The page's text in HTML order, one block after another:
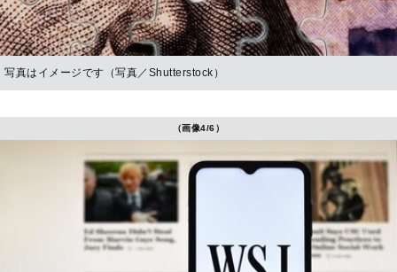
写真はイメージです（写真／Shutterstock）
（画像4/6）